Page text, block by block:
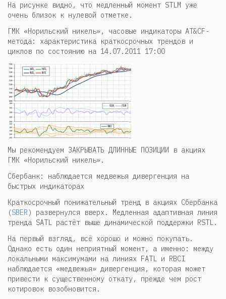
На рисунке видно, что медленный момент STLM уже
очень близок к нулевой отметке.
ГМК «Норильский никель», часовые индикаторы AT&CF-
метода: характеристика краткосрочных трендов и
циклов по состоянию на 14.07.2011 17:00
Мы рекомендуем ЗАКРЫВАТЬ ДЛИННЫЕ ПОЗИЦИИ в акциях
ГМК «Норильский никель».
Сбербанк: наблюдается медвежья дивергенция на
быстрых индикаторах
Краткосрочный понижательный тренд в акциях Сбербанка
(SBER) развернулся вверх. Медленная адаптивная линия
тренда SATL растёт выше динамической поддержки RSTL.
На первый взгляд, всё хорошо и можно покупать.
Однако есть один неприятный момент, а именно: между
локальными максимумами на линиях FATL и RBCI
наблюдается «медвежья» дивергенция, которая может
привести к существенному откату, прежде чем рост
котировок возобновится.